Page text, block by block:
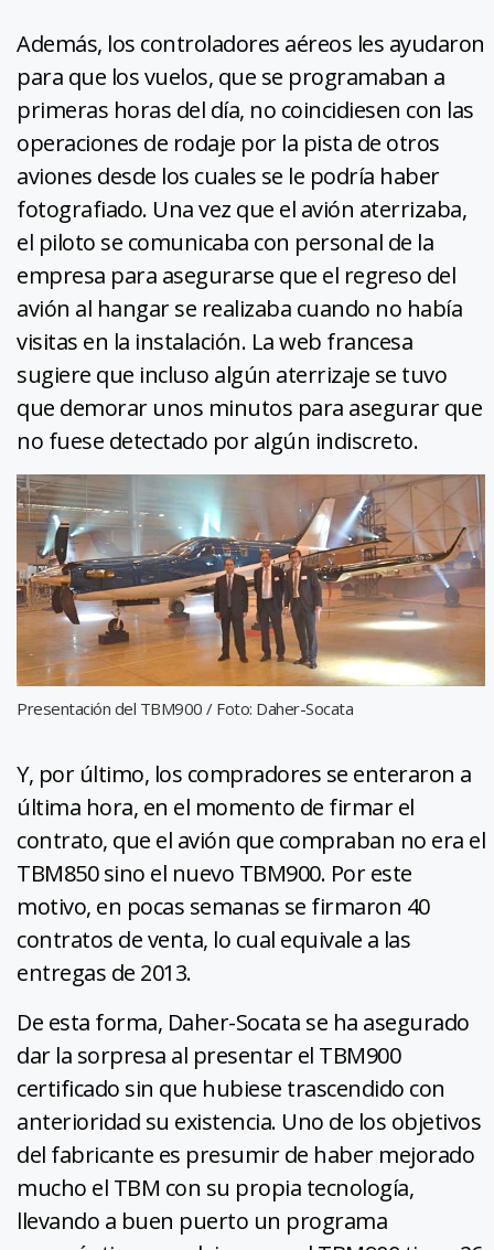
Además, los controladores aéreos les ayudaron
para que los vuelos, que se programaban a
primeras horas del día, no coincidiesen con las
operaciones de rodaje por la pista de otros
aviones desde los cuales se le podría haber
fotografiado. Una vez que el avión aterrizaba,
el piloto se comunicaba con personal de la
empresa para asegurarse que el regreso del
avión al hangar se realizaba cuando no había
visitas en la instalación. La web francesa
sugiere que incluso algún aterrizaje se tuvo
que demorar unos minutos para asegurar que
no fuese detectado por algún indiscreto.
Presentación del TBM900 / Foto: Daher-Socata
Y, por último, los compradores se enteraron a
última hora, en el momento de firmar el
contrato, que el avión que compraban no era el
TBM850 sino el nuevo TBM900. Por este
motivo, en pocas semanas se firmaron 40
contratos de venta, lo cual equivale a las
entregas de 2013.
De esta forma, Daher-Socata se ha asegurado
dar la sorpresa al presentar el TBM900
certificado sin que hubiese trascendido con
anterioridad su existencia. Uno de los objetivos
del fabricante es presumir de haber mejorado
mucho el TBM con su propia tecnología,
llevando a buen puerto un programa